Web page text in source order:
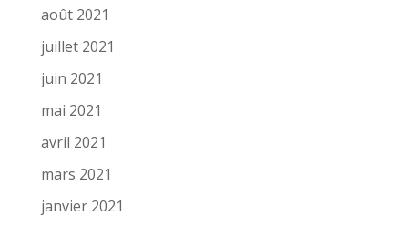
août 2021
juillet 2021
juin 2021
mai 2021
avril 2021
mars 2021
janvier 2021